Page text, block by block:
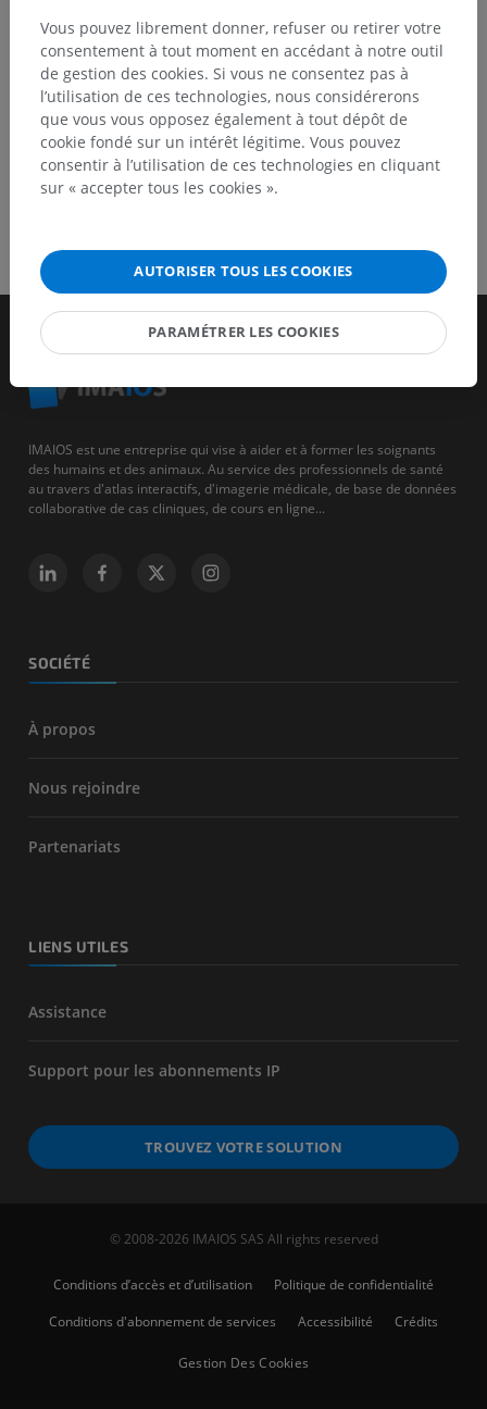
TÉLÉCHARGEZ L'APPLI
IMAIOS est une entreprise qui vise à aider et à former les soignants
des humains et des animaux. Au service des professionnels de santé
au travers d'atlas interactifs, d'imagerie médicale, de base de données
collaborative de cas cliniques, de cours en ligne...
SOCIÉTÉ
À propos
Nous rejoindre
Partenariats
LIENS UTILES
Assistance
Support pour les abonnements IP
TROUVEZ VOTRE SOLUTION
© 2008-2026 IMAIOS SAS All rights reserved
Conditions d’accès et d’utilisation
Politique de confidentialité
Conditions d'abonnement de services
Accessibilité Crédits
Gestion Des Cookies
Vous pouvez librement donner, refuser ou retirer votre
consentement à tout moment en accédant à notre outil
de gestion des cookies. Si vous ne consentez pas à
l’utilisation de ces technologies, nous considérerons
que vous vous opposez également à tout dépôt de
cookie fondé sur un intérêt légitime. Vous pouvez
consentir à l’utilisation de ces technologies en cliquant
sur « accepter tous les cookies ».
AUTORISER TOUS LES COOKIES
PARAMÉTRER LES COOKIES